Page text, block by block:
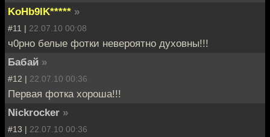
KoHb9IK***** »
#11 | 22.07.10 00:08
ч0рно белые фотки невероятно духовны!!!
Бабай »
#12 | 22.07.10 00:36
Первая фотка хороша!!!
Nickrocker »
#13 | 22.07.10 00:36